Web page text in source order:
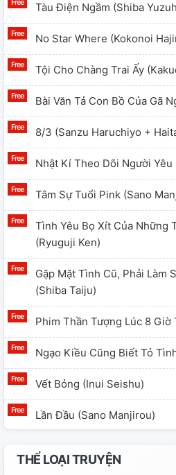
Tàu Điện Ngầm (Shiba
No Star Where (Kokonoi
Tội Cho Chàng Trai Ấy
Bài Văn Tả Con Bồ Của Gã
8/3 (Sanzu Haruchiyo +
Nhật Kí Theo Dõi Người
Tâm Sự Tuổi Pink (Sano
Tình Yêu Bọ Xít Của Những
(Ryuguji Ken)
Gặp Mặt Tình Cũ, Phải Làm
(Shiba Taiju)
Phim Thần Tượng Lúc 8 Giờ
Ngạo Kiều Cũng Biết Tỏ
Vết Bỏng (Inui Seishu)
Lần Đầu (Sano Manjirou)
THỂ LOẠI TRUYỆN